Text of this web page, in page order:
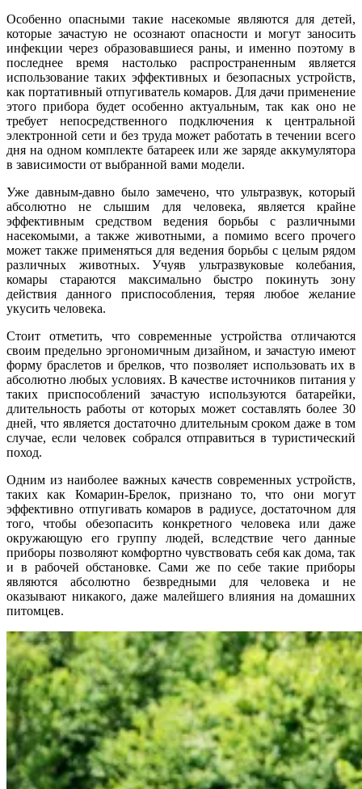
Особенно опасными такие насекомые являются для детей,
которые зачастую не осознают опасности и могут заносить
инфекции через образовавшиеся раны, и именно поэтому в
последнее время настолько распространенным является
использование таких эффективных и безопасных устройств,
как портативный отпугиватель комаров. Для дачи применение
этого прибора будет особенно актуальным, так как оно не
требует непосредственного подключения к центральной
электронной сети и без труда может работать в течении всего
дня на одном комплекте батареек или же заряде аккумулятора
в зависимости от выбранной вами модели.
Уже давным-давно было замечено, что ультразвук, который
абсолютно не слышим для человека, является крайне
эффективным средством ведения борьбы с различными
насекомыми, а также животными, а помимо всего прочего
может также применяться для ведения борьбы с целым рядом
различных животных. Учуяв ультразвуковые колебания,
комары стараются максимально быстро покинуть зону
действия данного приспособления, теряя любое желание
укусить человека.
Стоит отметить, что современные устройства отличаются
своим предельно эргономичным дизайном, и зачастую имеют
форму браслетов и брелков, что позволяет использовать их в
абсолютно любых условиях. В качестве источников питания у
таких приспособлений зачастую используются батарейки,
длительность работы от которых может составлять более 30
дней, что является достаточно длительным сроком даже в том
случае, если человек собрался отправиться в туристический
поход.
Одним из наиболее важных качеств современных устройств,
таких как Комарин-Брелок, признано то, что они могут
эффективно отпугивать комаров в радиусе, достаточном для
того, чтобы обезопасить конкретного человека или даже
окружающую его группу людей, вследствие чего данные
приборы позволяют комфортно чувствовать себя как дома, так
и в рабочей обстановке. Сами же по себе такие приборы
являются абсолютно безвредными для человека и не
оказывают никакого, даже малейшего влияния на домашних
питомцев.